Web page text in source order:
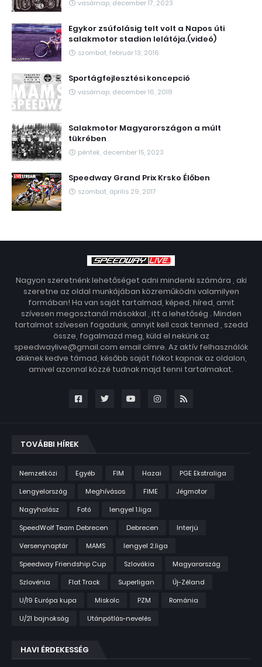
vasárnap, december 17, 2023
Egykor zsúfolásig telt volt a Napos úti
salakmotor stadion lelátója.(videó)
szombat, február 13, 2016
Sportágfejlesztési koncepció
vasárnap, december 16, 2018
Salakmotor Magyarországon a múlt
tükrében
péntek, december 15, 2023
Speedway Grand Prix Krsko Élőben
szombat, április 29, 2017
Nagyon szeretnénk lehetőséget adni mindenki számára , aki
szeretne az oldal munkájában közreműködni valamilyen
formában! Ha van saját tartalmad, képed, híred, amit
szívesen megosztanál másokkal , itt a lehetőség . Minden
tartalmat szívesen fogadunk, annyit kell csak tenned , szedd
össze, fogalmazd meg, küld el nekünk az
speedwaylive@gmail.com email címre. Az aktív felhasználók
akiknek kedve támad, később saját fiókot kapnak az oldalon,
amivel azonnal közzé tudnak majd tenni tartalmakat.
TOVÁBBI HÍREK
Nemzetközi Egyéb FIM Hazai
PGE Ekstraliga
Lengyelország
Meghívásos FIME
Jégmotor
Nagyhalász
Fotó
lengyel 1.liga
SpeedWolf Team Debrecen
Debrecen
Interjú
Versenynaptár
MAMS
lengyel 2.liga
Speedway Friendship Cup
Szlovákia
Magyarország
Szlovénia
Flat Track Superligan
Új-Zéland
U/19 Európa kupa
Miskolc PZM
Románia
U/21 bajnokság
Utánpótlás-nevelés
HAVI ÉRDEKESSÉG